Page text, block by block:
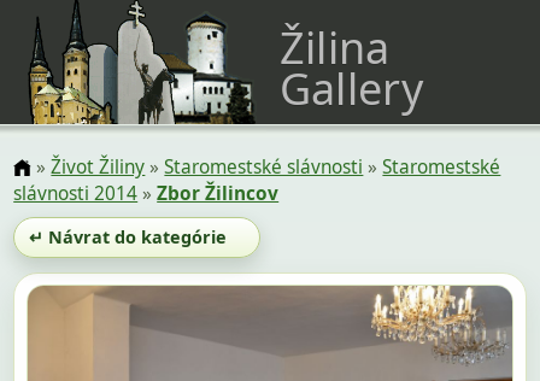
Žilina
Gallery
»Život Žiliny»Staromestské slávnosti »Staromestské
slávnosti 2014»Zbor Žilincov
↵ Návrat do kategórie